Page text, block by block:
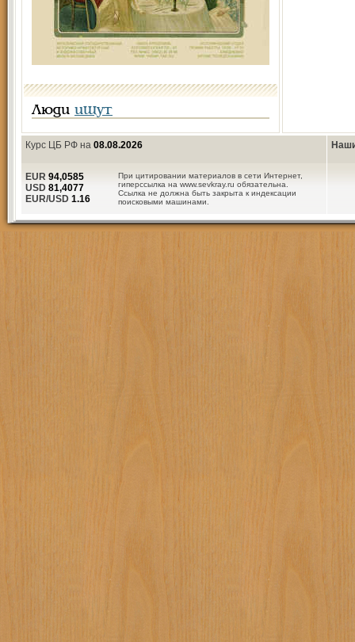
Люди ищут
Курс ЦБ РФ на 08.08.2026
При цитировании материалов в сети Интернет,
гиперссылка на www.sevkray.ru обязательна.
Ссылка не должна быть закрыта к индексации
поисковыми машинами.
EUR 94,0585
USD 81,4077
EUR/USD 1.16